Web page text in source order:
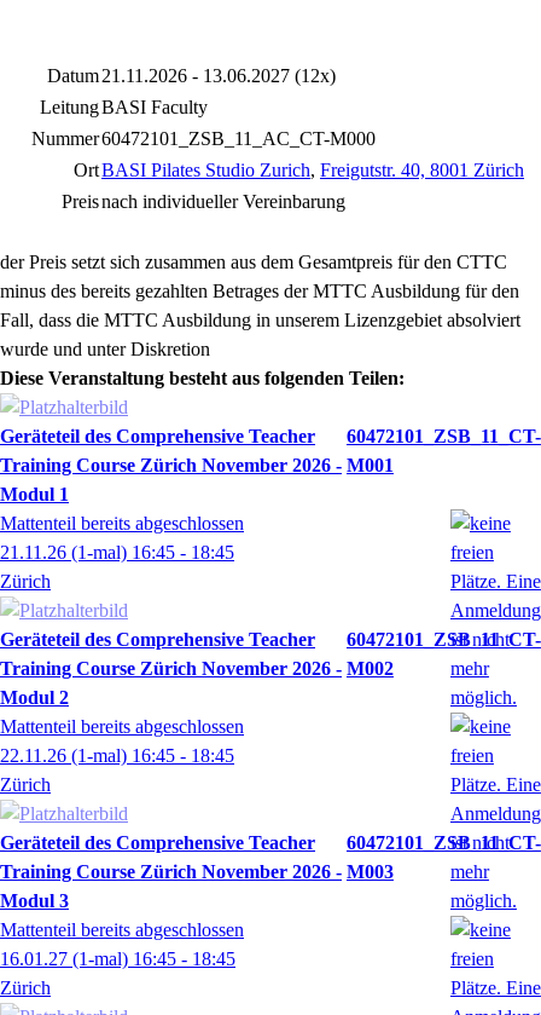
Datum21.11.2026 - 13.06.2027 (12x)
LeitungBASI Faculty
Nummer60472101_ZSB_11_AC_CT-M000
OrtBASI Pilates Studio Zurich, Freigutstr. 40, 8001 Zürich
Preisnach individueller Vereinbarung
der Preis setzt sich zusammen aus dem Gesamtpreis für den CTTC
minus des bereits gezahlten Betrages der MTTC Ausbildung für den
Fall, dass die MTTC Ausbildung in unserem Lizenzgebiet absolviert
wurde und unter Diskretion
Diese Veranstaltung besteht aus folgenden Teilen:
Geräteteil des Comprehensive Teacher
Training Course Zürich November 2026 -
Modul 1
60472101_ZSB_11_CT-
M001
Mattenteil bereits abgeschlossen
21.11.26 (1-mal) 16:45 - 18:45
Zürich
Geräteteil des Comprehensive Teacher
Training Course Zürich November 2026 -
Modul 2
60472101_ZSB_11_CT-
M002
Mattenteil bereits abgeschlossen
22.11.26 (1-mal) 16:45 - 18:45
Zürich
Geräteteil des Comprehensive Teacher
Training Course Zürich November 2026 -
Modul 3
60472101_ZSB_11_CT-
M003
Mattenteil bereits abgeschlossen
16.01.27 (1-mal) 16:45 - 18:45
Zürich